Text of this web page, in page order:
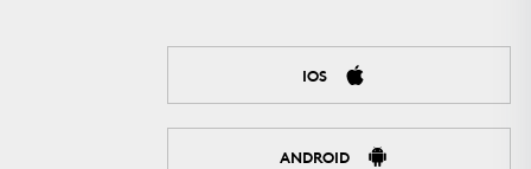
IOS
ANDROID